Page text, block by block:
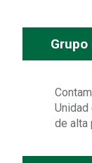
de alta